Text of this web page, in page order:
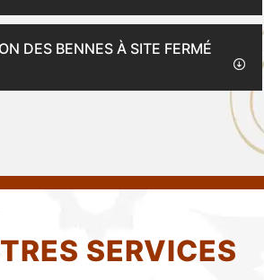
DES BENNES À SITE FERMÉ
SERVICES